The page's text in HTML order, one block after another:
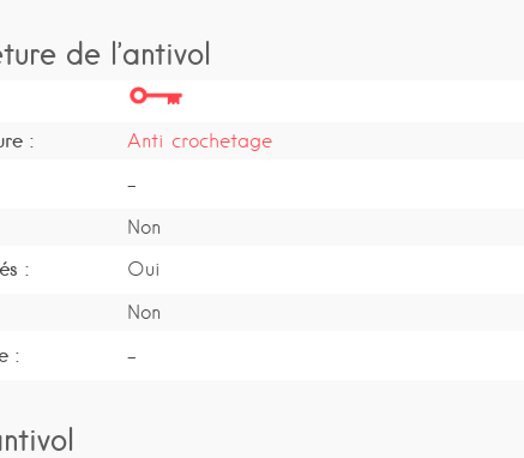
de l’antivol
:
Anti crochetage
-
Non
: Oui
Non
: -